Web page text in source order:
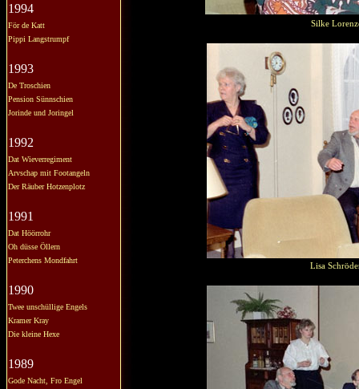
1994
För de Katt
Pippi Langstrumpf
1993
De Troschien
Pension Sünnschien
Jorinde und Joringel
1992
Dat Wieverregiment
Arvschap mit Footangeln
Der Räuber Hotzenplotz
1991
Dat Höörrohr
Oh düsse Öllern
Peterchens Mondfahrt
1990
Twee unschüllige Engels
Kramer Kray
Die kleine Hexe
1989
Gode Nacht, Fro Engel
Silke
Lisa